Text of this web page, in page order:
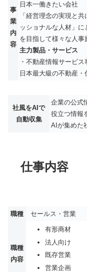
事
業
内
容
日本一働きたい会社
「経営理念の実現と
ッショナルな人材」
を目指して様々な人事
主力製品・サービス
・不動産情報サービス
日本最大級の不動産・
社風をAIで
自動収集
企業の公式
役立つ情報
AIが集めた
仕事内容
職種 セールス・営業
職種
内容
有形商材
法人向け
既存営業
営業企画